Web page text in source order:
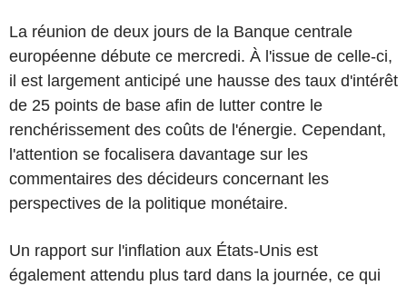
La réunion de deux jours de la Banque centrale
européenne débute ce mercredi. À l'issue de celle-ci,
il est largement anticipé une hausse des taux d'intérêt
de 25 points de base afin de lutter contre le
renchérissement des coûts de l'énergie. Cependant,
l'attention se focalisera davantage sur les
commentaires des décideurs concernant les
perspectives de la politique monétaire.
Un rapport sur l'inflation aux États-Unis est
également attendu plus tard dans la journée, ce qui